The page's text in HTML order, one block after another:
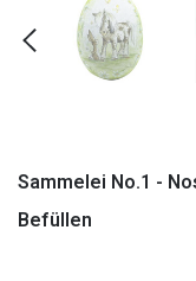
Sammelei No.1 -
Befüllen